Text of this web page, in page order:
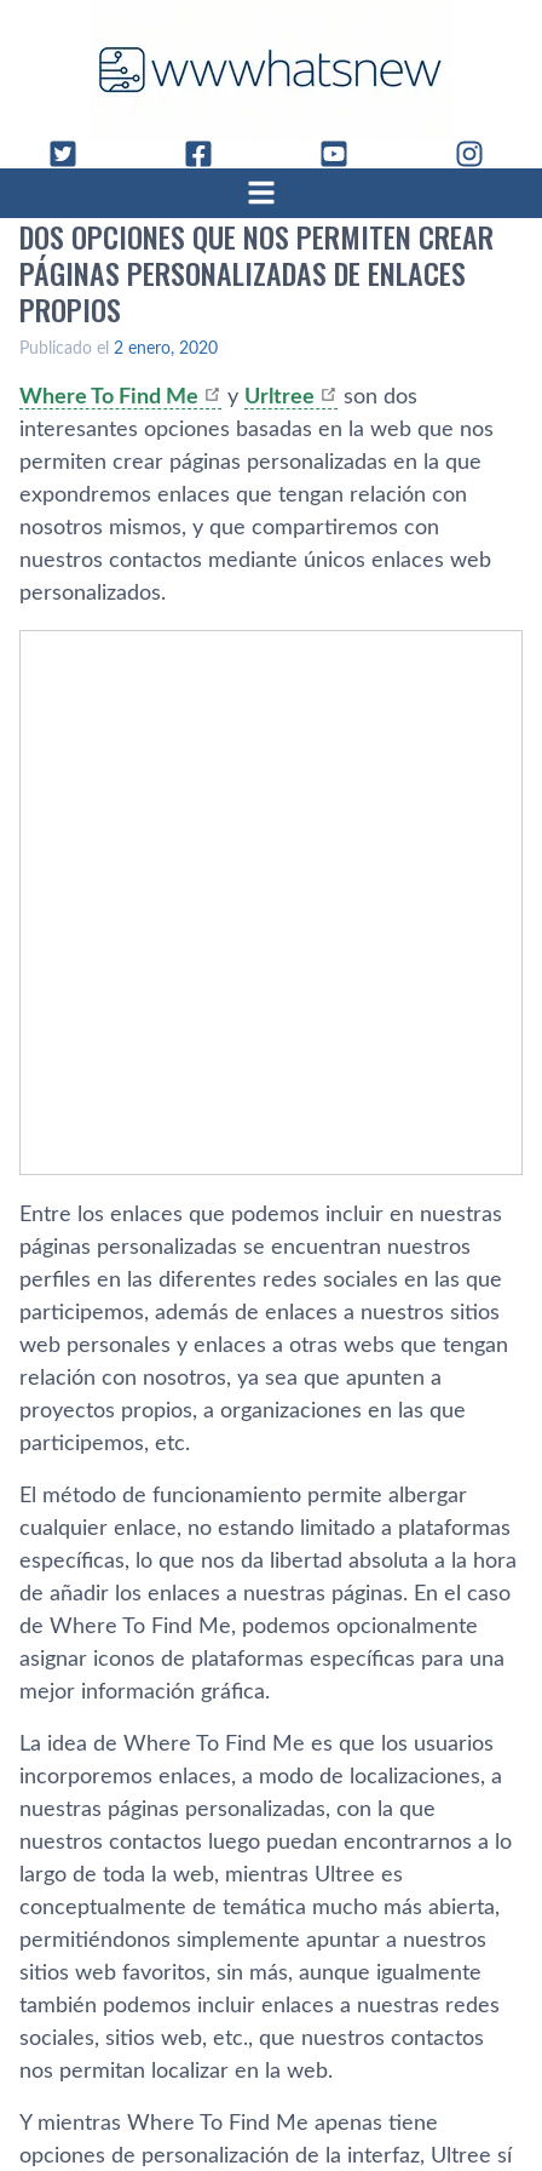
DOS OPCIONES QUE NOS PERMITEN CREAR
PÁGINAS PERSONALIZADAS DE ENLACES
PROPIOS
Publicado el 2 enero, 2020
Where To Find Me y Urltree
son dos
interesantes opciones basadas en la web que nos
permiten crear páginas personalizadas en la que
expondremos enlaces que tengan relación con
nosotros mismos, y que compartiremos con
nuestros contactos mediante únicos enlaces web
personalizados.
Entre los enlaces que podemos incluir en nuestras
páginas personalizadas se encuentran nuestros
perfiles en las diferentes redes sociales en las que
participemos, además de enlaces a nuestros sitios
web personales y enlaces a otras webs que tengan
relación con nosotros, ya sea que apunten a
proyectos propios, a organizaciones en las que
participemos, etc.
El método de funcionamiento permite albergar
cualquier enlace, no estando limitado a plataformas
específicas, lo que nos da libertad absoluta a la hora
de añadir los enlaces a nuestras páginas. En el caso
de Where To Find Me, podemos opcionalmente
asignar iconos de plataformas específicas para una
mejor información gráfica.
La idea de Where To Find Me es que los usuarios
incorporemos enlaces, a modo de localizaciones, a
nuestras páginas personalizadas, con la que
nuestros contactos luego puedan encontrarnos a lo
largo de toda la web, mientras Ultree es
conceptualmente de temática mucho más abierta,
permitiéndonos simplemente apuntar a nuestros
sitios web favoritos, sin más, aunque igualmente
también podemos incluir enlaces a nuestras redes
sociales, sitios web, etc., que nuestros contactos
nos permitan localizar en la web.
Y mientras Where To Find Me apenas tiene
opciones de personalización de la interfaz, Ultree sí